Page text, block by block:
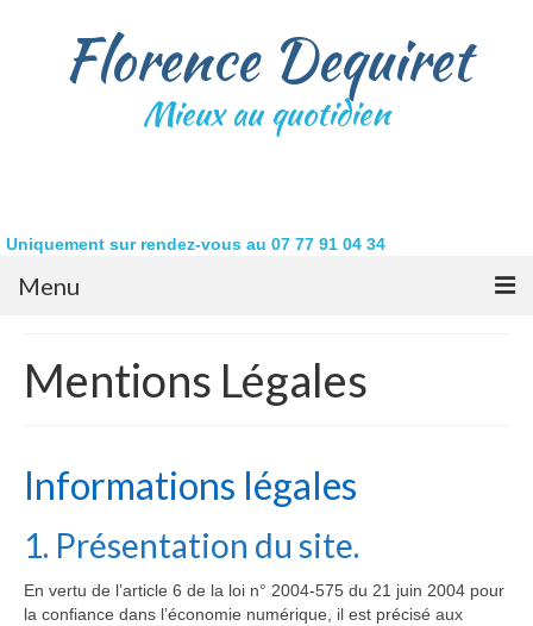
Florence Dequiret
Mieux au quotidien
Uniquement sur rendez-vous au 07 77 91 04 34
Menu
Qui suis-je ?
Retrouvez votre équilibre
La Sophrologie pour tous
Comment pratiquer la Sophrologie ?
Mentions Légales
Informations légales
1. Présentation du site.
En vertu de l’article 6 de la loi n° 2004-575 du 21 juin 2004 pour
la confiance dans l’économie numérique, il est précisé aux